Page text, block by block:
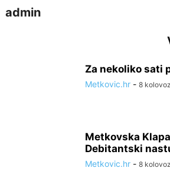
admin
Za nekoliko sati
Metkovic.hr - 8
Metkovska
Debitantski
Metkovic.hr - 8